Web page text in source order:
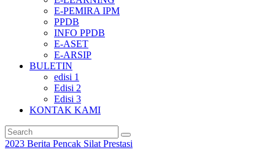
E-PEMIRA IPM
PPDB
INFO PPDB
E-ASET
E-ARSIP
BULETIN
edisi 1
Edisi 2
Edisi 3
KONTAK KAMI
2023 Berita Pencak Silat Prestasi